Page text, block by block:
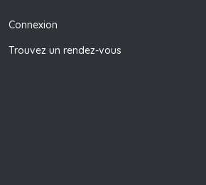
Connexion
Trouvez un rendez-vous